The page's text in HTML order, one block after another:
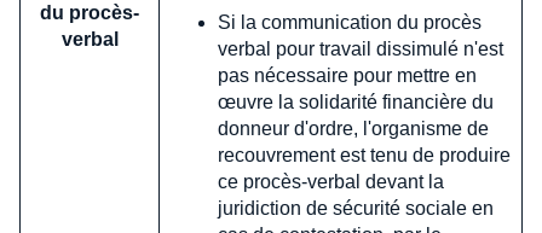
du procès-
verbal
Si la communication du procès
verbal pour travail dissimulé n'est
pas nécessaire pour mettre en
œuvre la solidarité financière du
donneur d'ordre, l'organisme de
recouvrement est tenu de produire
ce procès-verbal devant la
juridiction de sécurité sociale en